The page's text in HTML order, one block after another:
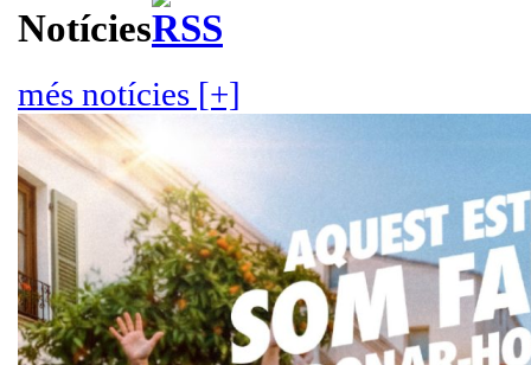
Notícies
més notícies [+]